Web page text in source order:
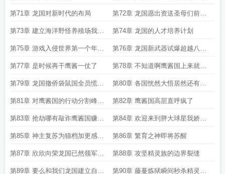
言的一般
第71章 龙国对新时代的布局 第72章 龙国愿出资送圣母们前往
刷怪区
第73章 建立海洋野怪养殖场我们
龙国只是单纯的种田罢了
第74章 龙国的人才培养计划
第75章 游戏入侵世界第一个年头
世界战局稳固
第76章 龙国新武器试爆超越八十
级的力量
第77章 是时候再干鹰酱一仗了 第78章 不知道啊鹰酱国上来就捅
自己几刀
第79章 龙国撤侨袋鼠国全员慌了
第4章
第80章 各国恍然大悟居然还有这
样的操作
第81章 对鹰酱国的行动分割峰会
国家
第82章 鹰酱国高层直呼疯了
第83章 抢劫哪有敲诈鹰酱国赚得
多
第84章 欢迎来到胖大球星我娇贵
的小野怪
第85章 神主复苏为猫档加更感谢
猫档送上的大神认证
第86章 繁育之神即将苏醒
第87章 欣欣向荣龙国已然领军世
界
第88章 攻坚精灵族的边界裂缝
第89章 要么和我们龙国建立自由 第90章 藤蔓炼狱瞬间秒杀精灵族